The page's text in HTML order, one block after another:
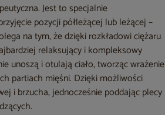
Jest to specjalnie
pozycji półleżącej lub leżącej –
na tym, że dzięki rozkładowi ciężaru
relaksujący i kompleksowy
unoszą i otulają ciało, tworząc wrażenie
partiach mięśni. Dzięki możliwości
i brzucha, jednocześnie poddając plecy